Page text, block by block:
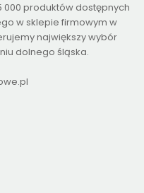
000 produktów dostępnych
w sklepie firmowym w
największy wybór
dolnego śląska.